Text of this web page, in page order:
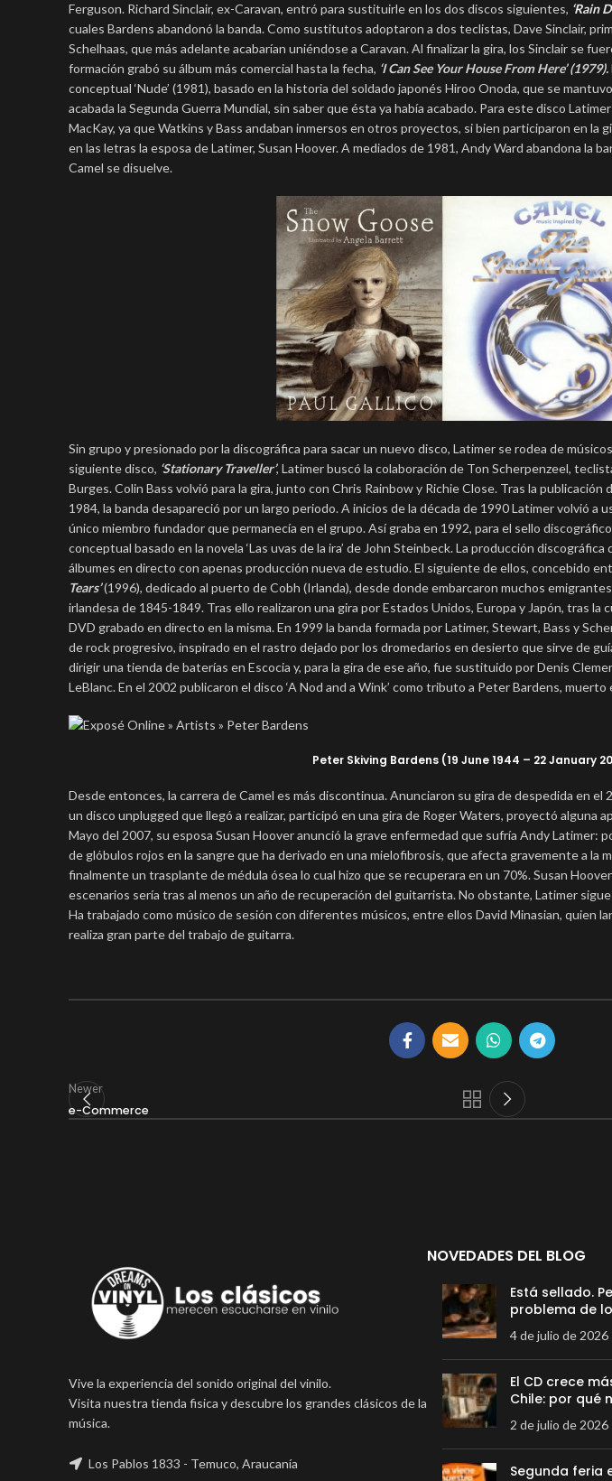
Ferguson. Richard Sinclair, ex-Caravan, entró para sustituirle en los dos discos siguientes, ‘Rain
cuales Bardens abandonó la banda. Como sustitutos adoptaron a dos teclistas, Dave Sinclair,
Schelhaas, que más adelante acabarían uniéndose a Caravan. Al finalizar la gira, los Sinclair se
formación grabó su álbum más comercial hasta la fecha, ‘I Can See Your House From Here’ (1979).
conceptual ‘Nude’ (1981), basado en la historia del soldado japonés Hiroo Onoda, que se
acabada la Segunda Guerra Mundial, sin saber que ésta ya había acabado. Para este disco
MacKay, ya que Watkins y Bass andaban inmersos en otros proyectos, si bien participaron en la
en las letras la esposa de Latimer, Susan Hoover. A mediados de 1981, Andy Ward abandona la
Camel se disuelve.
Sin grupo y presionado por la discográfica para sacar un nuevo disco, Latimer se rodea de
siguiente disco, ‘Stationary Traveller’, Latimer buscó la colaboración de Ton Scherpenzeel,
Burges. Colin Bass volvió para la gira, junto con Chris Rainbow y Richie Close. Tras la publicación
1984, la banda desapareció por un largo periodo. A inicios de la década de 1990 Latimer volvió a
único miembro fundador que permanecía en el grupo. Así graba en 1992, para el sello discográfico
conceptual basado en la novela ‘Las uvas de la ira’ de John Steinbeck. La producción
álbumes en directo con apenas producción nueva de estudio. El siguiente de ellos, concebido
Tears’(1996), dedicado al puerto de Cobh (Irlanda), desde donde embarcaron muchos
irlandesa de 1845-1849. Tras ello realizaron una gira por Estados Unidos, Europa y Japón, tras la
DVD grabado en directo en la misma. En 1999 la banda formada por Latimer, Stewart, Bass y
de rock progresivo, inspirado en el rastro dejado por los dromedarios en desierto que sirve de
dirigir una tienda de baterías en Escocia y, para la gira de ese año, fue sustituido por Denis
LeBlanc. En el 2002 publicaron el disco ‘A Nod and a Wink’ como tributo a Peter Bardens,
Peter Skiving Bardens (19 June 1944 – 22 January
Desde entonces, la carrera de Camel es más discontinua. Anunciaron su gira de despedida en el
un disco unplugged que llegó a realizar, participó en una gira de Roger Waters, proyectó alguna
Mayo del 2007, su esposa Susan Hoover anunció la grave enfermedad que sufría Andy Latimer:
de glóbulos rojos en la sangre que ha derivado en una mielofibrosis, que afecta gravemente a la
finalmente un trasplante de médula ósea lo cual hizo que se recuperara en un 70%. Susan
escenarios sería tras al menos un año de recuperación del guitarrista. No obstante, Latimer
Ha trabajado como músico de sesión con diferentes músicos, entre ellos David Minasian, quien
realiza gran parte del trabajo de guitarra.
Newer
e-Commerce
Vive la experiencia del sonido original del vinilo.
Visita nuestra tienda fisica y descubre los grandes clásicos de la
música.
Los Pablos 1833 - Temuco, Araucanía
NOVEDADES DEL BLOG
Está sellado.
problema de
4 de julio de 2026
El CD crece
Chile: por qué
2 de julio de 2026
Segunda feria